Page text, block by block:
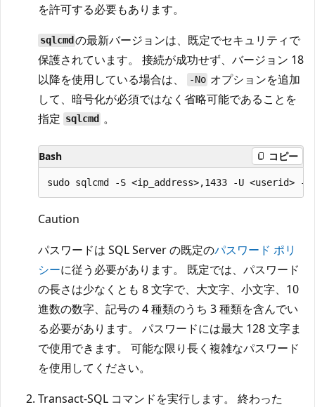
を許可する必要もあります。
sqlcmd の最新バージョンは、既定でセキュリティで
保護されています。 接続が成功せず、バージョン 18
以降を使用している場合は、
-No オプションを追加
して、暗号化が必須ではなく省略可能であることを
指定 sqlcmd 。
Bash コピー
Caution
パスワードは SQL Server の既定のパスワード ポリ
シーに従う必要があります。 既定では、パスワード
の長さは少なくとも 8 文字で、大文字、小文字、10
進数の数字、記号の 4 種類のうち 3 種類を含んでい
る必要があります。 パスワードには最大 128 文字ま
で使用できます。 可能な限り長く複雑なパスワード
を使用してください。
Transact-SQL コマンドを実行します。 終わった